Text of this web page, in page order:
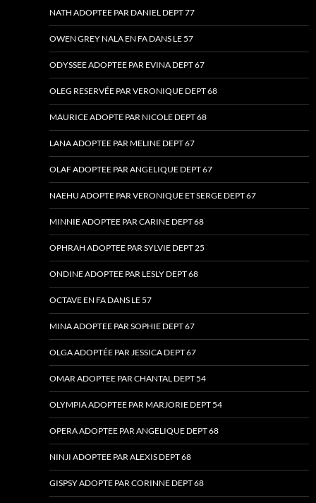
NATH ADOPTEE PAR DANIEL DEPT 77
OWEN GREY NALA EN FA DANS LE 57
ODYSSEE ADOPTEE PAR EVINA DEPT 67
OLEG RESERVÉE PAR VERONIQUE DEPT 68
MAURICE ADOPTE PAR NICOLE DEPT 68
LANA ADOPTEE PAR MELINE DEPT 67
OLAF ADOPTEE PAR ANGELIQUE DEPT 67
NAEHU ADOPTE PAR VERONIQUE ET SERGE DEPT 67
MINNIE ADOPTEE PAR CARINE DEPT 68
OPHRAH ADOPTEE PAR SYLVIE DEPT 25
ONDINE ADOPTEE PAR LESLY DEPT 68
OCTAVE EN FA DANS LE 57
MINA ADOPTEE PAR SOPHIE DEPT 67
OLGA ADOPTÉE PAR JESSICA DEPT 67
OMAR ADOPTEE PAR CHANTAL DEPT 54
OLYMPIA ADOPTEE PAR MARJORIE DEPT 54
OPERA ADOPTEE PAR ANGELIQUE DEPT 68
NINJI ADOPTEE PAR ALEXIS DEPT 68
GISPSY ADOPTE PAR CORINNE DEPT 68